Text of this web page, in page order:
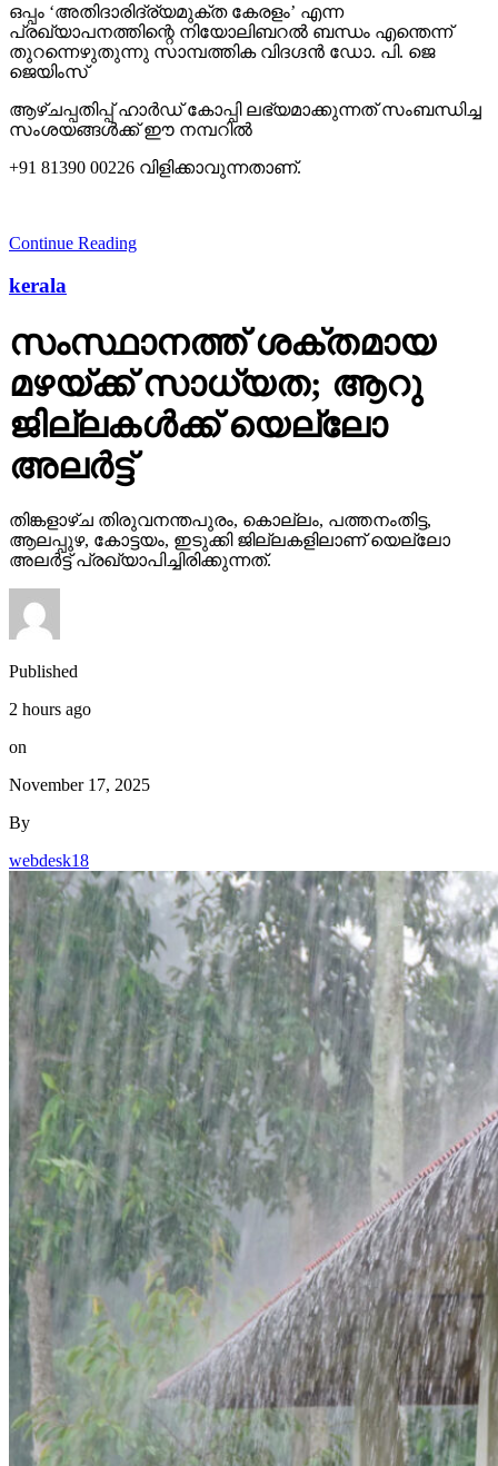
ഒപ്പം ‘അതിദാരിദ്ര്യമുക്ത കേരളം’ എന്ന
പ്രഖ്യാപനത്തിന്റെ നിയോലിബറല്‍ ബന്ധം എന്തെന്ന്
തുറന്നെഴുതുന്നു സാമ്പത്തിക വിദഗ്ദന്‍ ഡോ. പി. ജെ
ജെയിംസ്
ആഴ്ചപ്പതിപ്പ് ഹാര്‍ഡ് കോപ്പി ലഭ്യമാക്കുന്നത് സംബന്ധിച്ച
സംശയങ്ങള്‍ക്ക് ഈ നമ്പറില്‍
+91 81390 00226 വിളിക്കാവുന്നതാണ്.
Continue Reading
kerala
സംസ്ഥാനത്ത് ശക്തമായ
മഴയ്ക്ക് സാധ്യത; ആറു
ജില്ലകള്‍ക്ക് യെല്ലോ
അലര്‍ട്ട്
തിങ്കളാഴ്ച തിരുവനന്തപുരം, കൊല്ലം, പത്തനംതിട്ട,
ആലപ്പുഴ, കോട്ടയം, ഇടുക്കി ജില്ലകളിലാണ് യെല്ലോ
അലര്‍ട്ട് പ്രഖ്യാപിച്ചിരിക്കുന്നത്.
Published
2 hours ago
on
November 17, 2025
By
webdesk18